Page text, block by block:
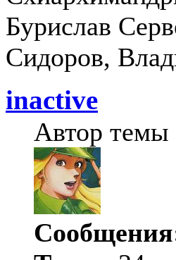
Бурислав
Сидоров,
inactive
Автор темы